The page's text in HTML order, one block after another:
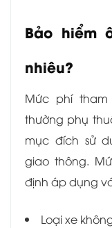
Bảo hiểm
nhiêu?
Mức phí
thường phụ
mục đích sử
giao thông.
định áp dụng
Loại xe